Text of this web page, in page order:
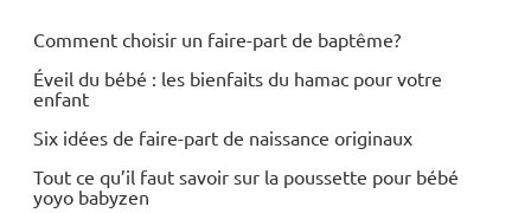
Comment choisir un faire-part de baptême?
Éveil du bébé : les bienfaits du hamac pour votre
enfant
Six idées de faire-part de naissance originaux
Tout ce qu’il faut savoir sur la poussette pour bébé
yoyo babyzen